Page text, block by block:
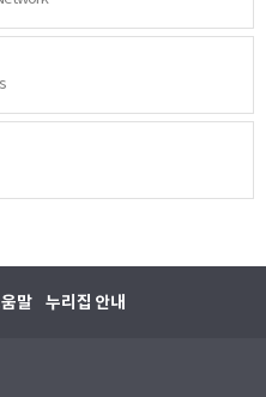
말 누리집 안내